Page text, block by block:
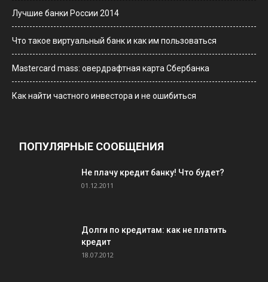
Лучшие банки России 2014
Что такое виртуальный банк и как им пользоваться
Мastercard mass: овердрафтная карта Сбербанка
Как найти частного инвестора и не ошибиться
ПОПУЛЯРНЫЕ СООБЩЕНИЯ
Не плачу кредит банку! Что будет?
01.12.2011
Долги по кредитам: как не платить
кредит
18.07.2012